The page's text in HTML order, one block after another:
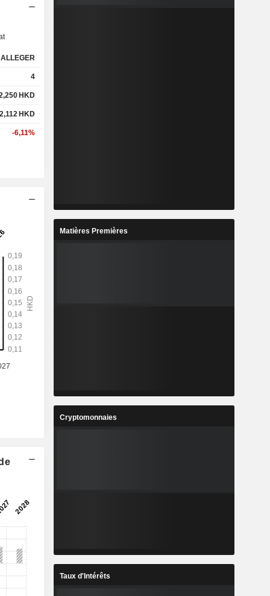
ALLEGER
4
HKD
2,112 HKD
-6,11%
Matières Premières
Cryptomonnaies
Taux d'Intérêts